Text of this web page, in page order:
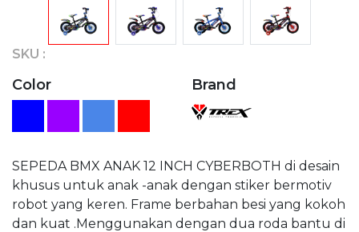
SKU :
Color Brand
SEPEDA BMX ANAK 12 INCH CYBERBOTH di desain
khusus untuk anak -anak dengan stiker bermotiv
robot yang keren. Frame berbahan besi yang kokoh
dan kuat .Menggunakan dengan dua roda bantu di